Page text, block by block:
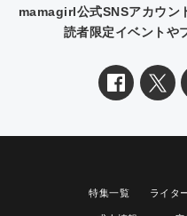
mamagirl公式SNSアカウン
読者限定イベントや
特集一覧 ライタ